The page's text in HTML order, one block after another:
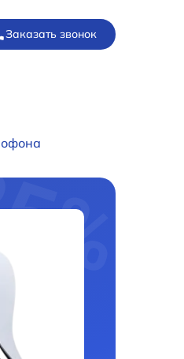
Заказать звонок